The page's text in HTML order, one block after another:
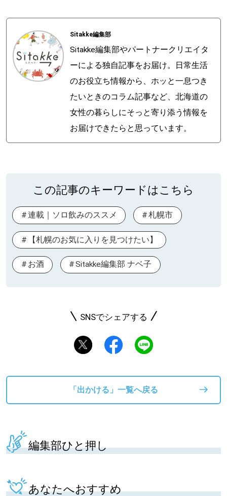
Sitakke編集部
Sitakke編集部やパートナークリエイタ
ーによる独自記事をお届け。日常生活
のお役立ち情報から、ホッと一息つき
たいときのコラム記事など、北海道の
女性の暮らしにそっと寄り添う情報を
お届けできたらと思っています。
この記事のキーワードはこちら
連載｜ソロ飲みのススメ 札幌市
【札幌のお気に入りを見つけたい】
お酒 Sitakke編集部 ナベ子
SNSでシェアする
「出かける」一覧へ戻る
編集部ひと押し
あなたへおすすめ